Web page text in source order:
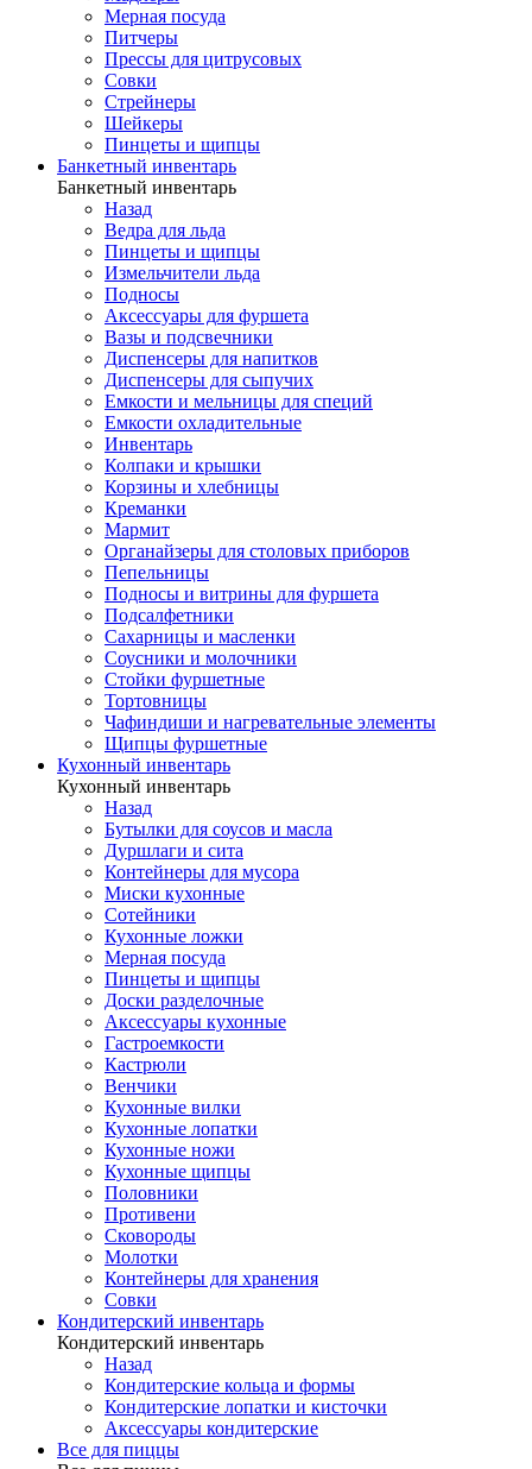
Мерная посуда
Питчеры
Прессы для цитрусовых
Совки
Стрейнеры
Шейкеры
Пинцеты и щипцы
Банкетный инвентарь
Банкетный инвентарь
Назад
Ведра для льда
Пинцеты и щипцы
Измельчители льда
Подносы
Аксессуары для фуршета
Вазы и подсвечники
Диспенсеры для напитков
Диспенсеры для сыпучих
Емкости и мельницы для специй
Емкости охладительные
Инвентарь
Колпаки и крышки
Корзины и хлебницы
Креманки
Мармит
Органайзеры для столовых приборов
Пепельницы
Подносы и витрины для фуршета
Подсалфетники
Сахарницы и масленки
Соусники и молочники
Стойки фуршетные
Тортовницы
Чафиндиши и нагревательные элементы
Щипцы фуршетные
Кухонный инвентарь
Кухонный инвентарь
Назад
Бутылки для соусов и масла
Дуршлаги и сита
Контейнеры для мусора
Миски кухонные
Сотейники
Кухонные ложки
Мерная посуда
Пинцеты и щипцы
Доски разделочные
Аксессуары кухонные
Гастроемкости
Кастрюли
Венчики
Кухонные вилки
Кухонные лопатки
Кухонные ножи
Кухонные щипцы
Половники
Противени
Сковороды
Молотки
Контейнеры для хранения
Совки
Кондитерский инвентарь
Кондитерский инвентарь
Назад
Кондитерские кольца и формы
Кондитерские лопатки и кисточки
Аксессуары кондитерские
Все для пиццы